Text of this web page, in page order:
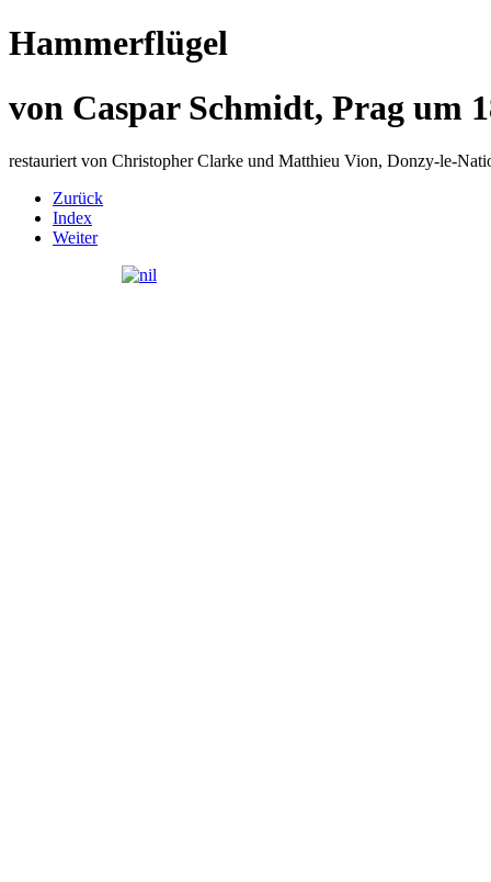
Hammerflügel
von Caspar Schmidt, Prag um
restauriert von Christopher Clarke und Matthieu Vion, Donzy-le-
Zurück
Index
Weiter